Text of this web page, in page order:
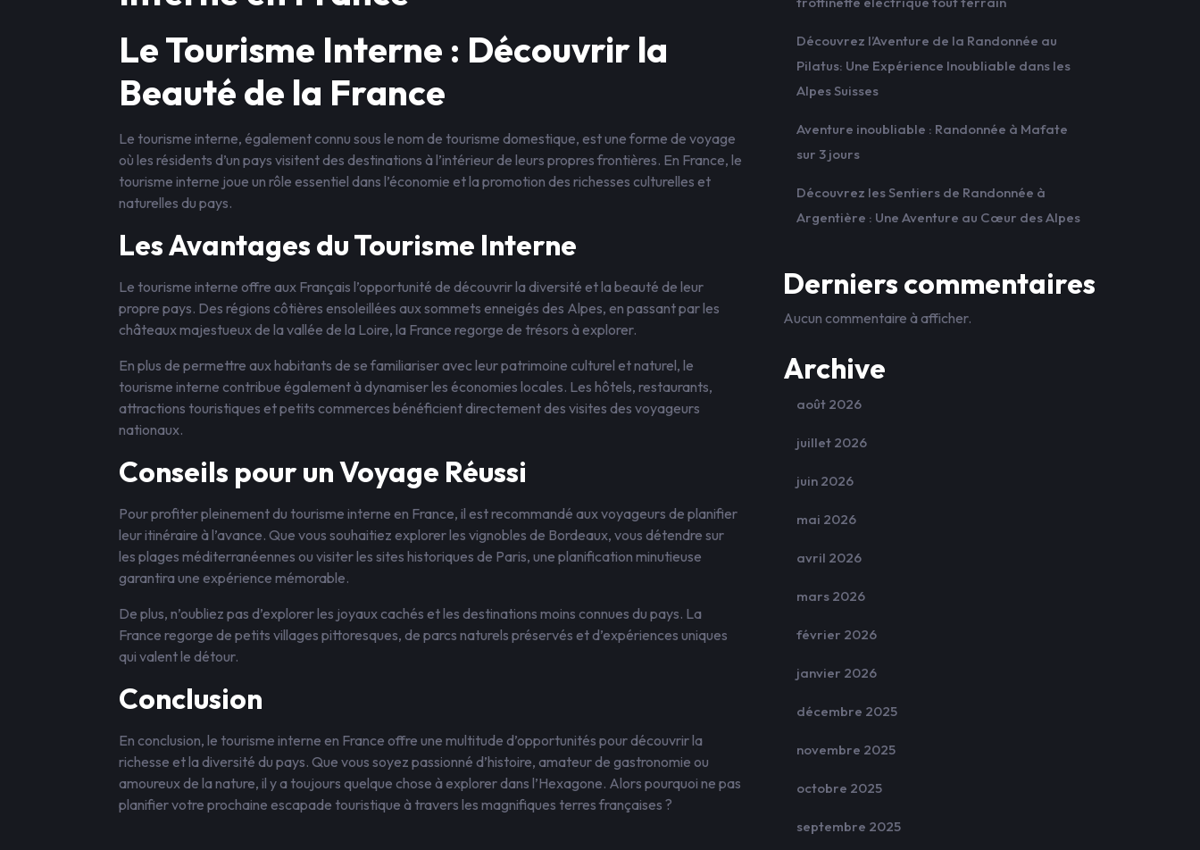
Le Tourisme Interne : Découvrir la
Beauté de la France
Le tourisme interne, également connu sous le nom de tourisme domestique, est une forme de voyage
où les résidents d’un pays visitent des destinations à l’intérieur de leurs propres frontières. En France, le
tourisme interne joue un rôle essentiel dans l’économie et la promotion des richesses culturelles et
naturelles du pays.
Les Avantages du Tourisme Interne
Le tourisme interne offre aux Français l’opportunité de découvrir la diversité et la beauté de leur
propre pays. Des régions côtières ensoleillées aux sommets enneigés des Alpes, en passant par les
châteaux majestueux de la vallée de la Loire, la France regorge de trésors à explorer.
En plus de permettre aux habitants de se familiariser avec leur patrimoine culturel et naturel, le
tourisme interne contribue également à dynamiser les économies locales. Les hôtels, restaurants,
attractions touristiques et petits commerces bénéficient directement des visites des voyageurs
nationaux.
Conseils pour un Voyage Réussi
Pour profiter pleinement du tourisme interne en France, il est recommandé aux voyageurs de planifier
leur itinéraire à l’avance. Que vous souhaitiez explorer les vignobles de Bordeaux, vous détendre sur
les plages méditerranéennes ou visiter les sites historiques de Paris, une planification minutieuse
garantira une expérience mémorable.
De plus, n’oubliez pas d’explorer les joyaux cachés et les destinations moins connues du pays. La
France regorge de petits villages pittoresques, de parcs naturels préservés et d’expériences uniques
qui valent le détour.
Conclusion
En conclusion, le tourisme interne en France offre une multitude d’opportunités pour découvrir la
richesse et la diversité du pays. Que vous soyez passionné d’histoire, amateur de gastronomie ou
amoureux de la nature, il y a toujours quelque chose à explorer dans l’Hexagone. Alors pourquoi ne pas
planifier votre prochaine escapade touristique à travers les magnifiques terres françaises ?
Découvrez l’Aventure de la Randonnée au
Pilatus: Une Expérience Inoubliable dans les
Alpes Suisses
Aventure inoubliable : Randonnée à Mafate
sur 3 jours
Découvrez les Sentiers de Randonnée à
Argentière : Une Aventure au Cœur des Alpes
Derniers commentaires
Aucun commentaire à afficher.
Archive
août 2026
juillet 2026
juin 2026
mai 2026
avril 2026
mars 2026
février 2026
janvier 2026
décembre 2025
novembre 2025
octobre 2025
septembre 2025